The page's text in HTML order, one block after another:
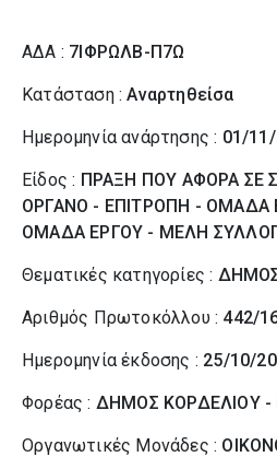
ΑΔΑ : 7ΙΦΡΩΛΒ-Π7Ω
Κατάσταση :Αναρτηθείσα
Ημερομηνία ανάρτησης : 01/
Είδος : ΠΡΑΞΗ ΠΟΥ ΑΦΟΡΑ ΣΕ
ΟΡΓΑΝΟ - ΕΠΙΤΡΟΠΗ - ΟΜΑΔΑ
ΟΜΑΔΑ ΕΡΓΟΥ - ΜΕΛΗ
Θεματικές κατηγορίες :
Αριθμός Πρωτοκόλλου : 442/
Ημερομηνία έκδοσης : 25/10/
Φορέας : ΔΗΜΟΣ ΚΟΡΔΕΛΙΟΥ
Οργανωτικές Μονάδες :